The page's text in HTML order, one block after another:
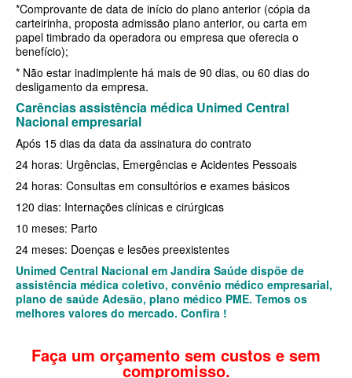
SANTARIS PLANO DE SAÚDE EMPRESARIAL
SANTA HELENA PLANO DE SAÚDE EMPRESARIAL
SÃO CRISTOVÃO PLANO DE SAÚDE EMPRESARIAL
SÃO MIGUEL PLANO DE SAÚDE EMPRESARIAL
SOMPO PLANO DE SAÚDE EMPRESARIAL
SULAMERICA PLANO DE SAÚDE EMPRESARIAL
TRASMONTANO PLANO DE SAÚDE EMPRESARIAL
UNIHOSP PLANO DE SAÚDE EMPRESARIAL
UNIMED CENTRAL PLANO DE SAÚDE EMPRESARIAL
ÚNICA PLANO DE SAÚDE EMPRESARIAL
PLANO DE SAÚDE INDIVIDUAL
BIO SAÚDE PLANO DE SAÚDE INDIVIDUAL
BIOVIDA PLANO DE SAÚDE INDIVIDUAL
BLUE MED PLANO DE SAÚDE INDIVIDUAL
CUIDAR ME PLANO DE SAÚDE INDIVIDUAL
CRUZ AZUL PLANO DE SAÚDE INDIVIDUAL
GNDI PLANO DE SAÚDE INDIVIDUAL
INTERCLINICAS PLANO DE SAÚDE INDIVIDUAL
KIPP PLANO DE SAÚDE INDIVIDUAL
MED TOUR PLANO DE SAÚDE INDIVIDUAL
*Comprovante de data de início do plano anterior (cópia da
carteirinha, proposta admissão plano anterior, ou carta em
papel timbrado da operadora ou empresa que oferecia o
benefício);
* Não estar inadimplente há mais de 90 dias, ou 60 dias do
desligamento da empresa.
Carências assistência médica Unimed Central
Nacional empresarial
Após 15 dias da data da assinatura do contrato
24 horas: Urgências, Emergências e Acidentes Pessoais
24 horas: Consultas em consultórios e exames básicos
120 dias: Internações clínicas e cirúrgicas
10 meses: Parto
24 meses: Doenças e lesões preexistentes
Unimed Central Nacional em Jandira Saúde dispõe de
assistência médica coletivo, convênio médico empresarial,
plano de saúde Adesão, plano médico PME. Temos os
melhores valores do mercado. Confira !
Faça um orçamento sem custos e sem
compromisso.